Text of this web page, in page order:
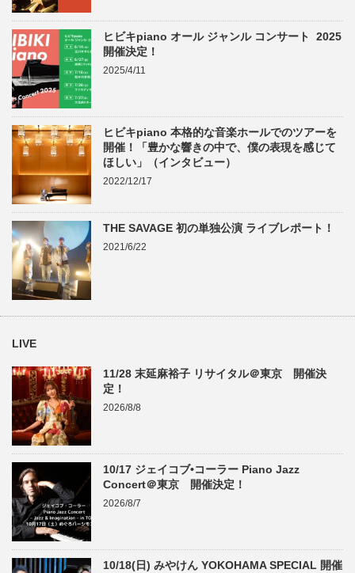
ヒビキpiano オール ジャンル コンサート 2025
開催決定！
2025/4/11
ヒビキpiano 本格的な音楽ホールでのツアーを
開催！「豊かな響きの中で、僕の表現を感じて
ほしい」（インタビュー）
2022/12/17
THE SAVAGE 初の単独公演 ライブレポート！
2021/6/22
LIVE
11/28 末延麻裕子 リサイタル＠東京 開催決
定！
2026/8/8
10/17 ジェイコブ•コーラー Piano Jazz
Concert＠東京 開催決定！
2026/8/7
10/18(日) みやけん YOKOHAMA SPECIAL 開催